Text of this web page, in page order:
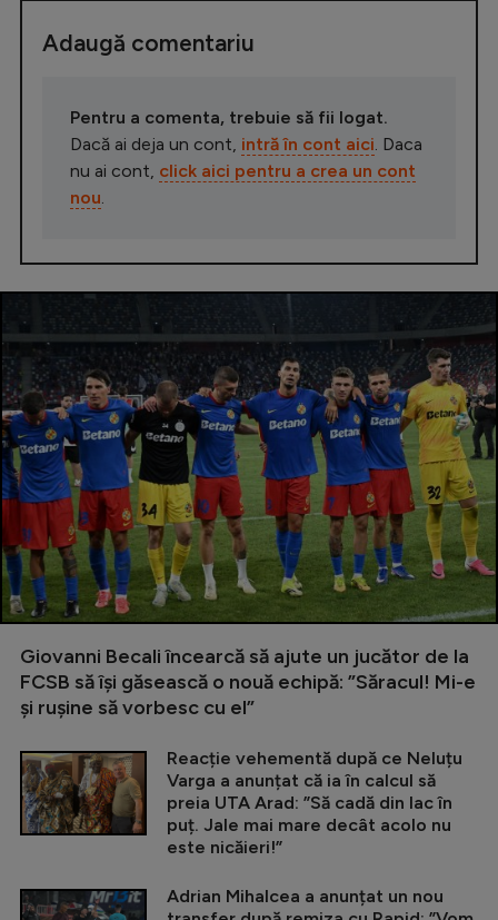
Adaugă comentariu
Pentru a comenta, trebuie să fii logat.
Dacă ai deja un cont, intră în cont aici. Daca
nu ai cont, click aici pentru a crea un cont
nou.
Giovanni Becali încearcă să ajute un jucător de la
FCSB să își găsească o nouă echipă: ”Săracul! Mi-e
și rușine să vorbesc cu el”
Reacție vehementă după ce Neluțu
Varga a anunțat că ia în calcul să
preia UTA Arad: ”Să cadă din lac în
puț. Jale mai mare decât acolo nu
este nicăieri!”
Adrian Mihalcea a anunțat un nou